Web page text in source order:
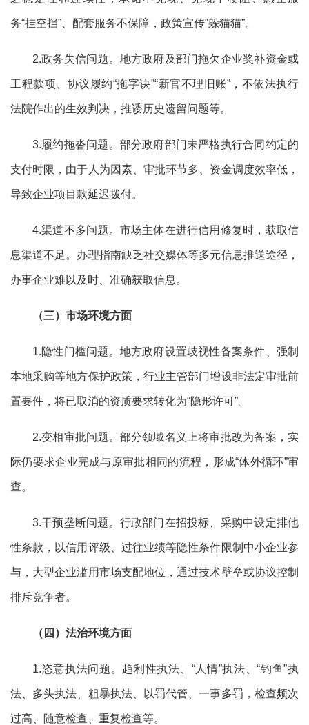
务“挂空挡”、配套服务不保障，政策宣传“躲猫猫”。
2.政务失信问题。地方政府及部门拖欠企业奖补资金或
工程款项、协议履约“拖字诀”“新官不理旧账”，不依法执行
法院作出的生效判决，推诿历史遗留问题等。
3.履约拖沓问题。部分政府部门未严格执行合同约定的
支付时限，由于人为因素、审批环节多、资金调度效率低，
导致企业项目款延迟拨付。
4.渠道不多问题。市场主体在进行信用修复时，获取信
息渠道不足。办理指南缺乏社交媒体等多元信息推送途径，
办事企业难以及时、准确获取信息。
（三）市场环境方面
1.隐性门槛问题。地方政府设置歧视性备案条件、强制
本地采购等地方保护政策，行业主管部门增设非法定审批前
置要件，将已取消的资质要求转化为“隐形许可”。
2.变相审批问题。部分领域名义上将审批改为备案，实
际仍要求企业完成与原审批相同的流程，形成“体外循环”审
查。
3.干预垄断问题。行政部门在招投标、采购中设定排他
性条款，以信用评级、过往业绩等隐性条件限制中小企业参
与，大型企业滥用市场支配地位，通过技术壁垒或协议控制
排斥竞争者。
（四）法治环境方面
1.恣意执法问题。趋利性执法、“人情”执法、“钓鱼”执
法、多头执法、粗暴执法、以罚代管、一事多罚，检查频次
过高、随意检查、重复检查等。